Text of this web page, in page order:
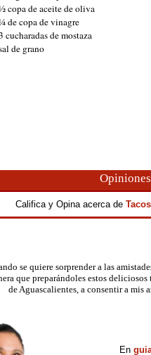
copa de aceite de oliva
de copa de vinagre
cucharadas de mostaza
de grano
Califica y Opina acerca de
se quiere sorprender a las
que preparándoles estos
de Aguascalientes, a consentir a mis
En